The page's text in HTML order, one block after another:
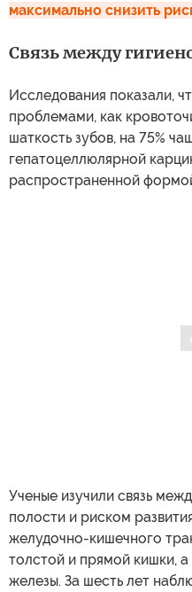
максимально снизить
Связь между
Исследования показали,
проблемами, как
шаткость зубов, на 75%
гепатоцеллюлярной
распространенной
Ученые изучили связь
полости и риском
желудочно-кишечного
толстой и прямой кишки,
железы. За шесть лет